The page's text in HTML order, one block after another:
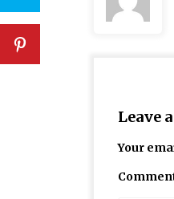
Leave
Your